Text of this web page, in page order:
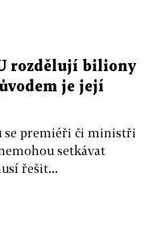
rozdělují biliony
je její
se premiéři či ministři
setkávat
řešit...